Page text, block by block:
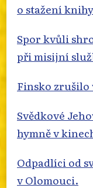
o stažení
Spor kvůli
při misijní
Finsko zrušilo
Svědkové
hymně v
Odpadlíci od
v Olomouci.